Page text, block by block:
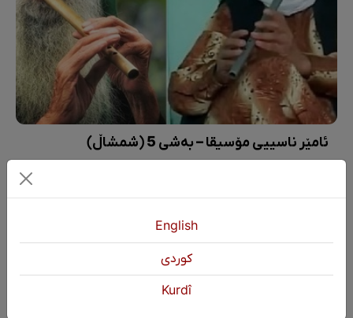
ئامێر ناسییی مۆسیقا – بەشی 5 (شمشاڵ)
English
كوردی
Kurdî